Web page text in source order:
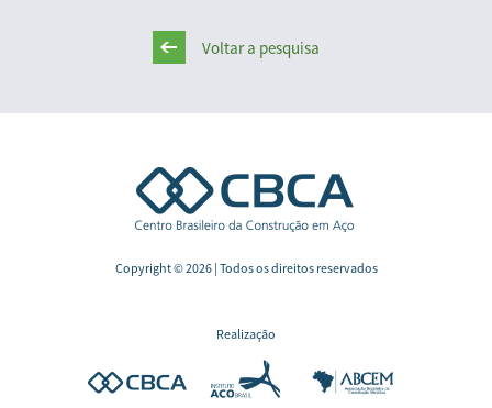
Voltar a pesquisa
Copyright © 2026 | Todos os direitos reservados
Realização